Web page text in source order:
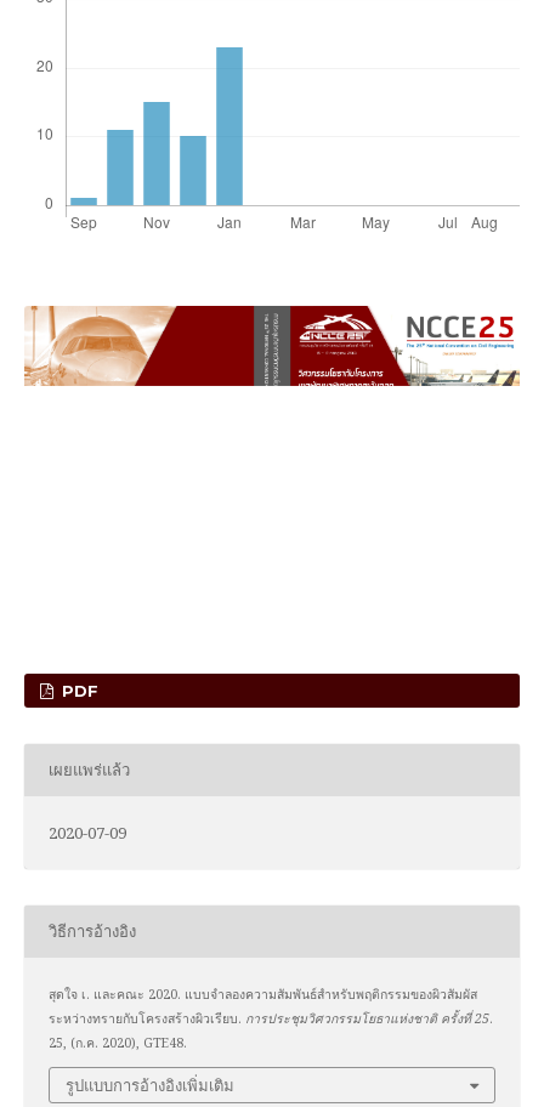
PDF
เผยแพร่แล้ว
2020-07-09
วิธีการอ้างอิง
สุดใจ เ. และคณะ 2020. แบบจำลองความสัมพันธ์สำหรับพฤติกรรมของผิวสัมผัส
ระหว่างทรายกับโครงสร้างผิวเรียบ. การประชุมวิศวกรรมโยธาแห่งชาติ ครั้งที่ 25.
25, (ก.ค. 2020), GTE48.
รูปแบบการอ้างอิงเพิ่มเติม